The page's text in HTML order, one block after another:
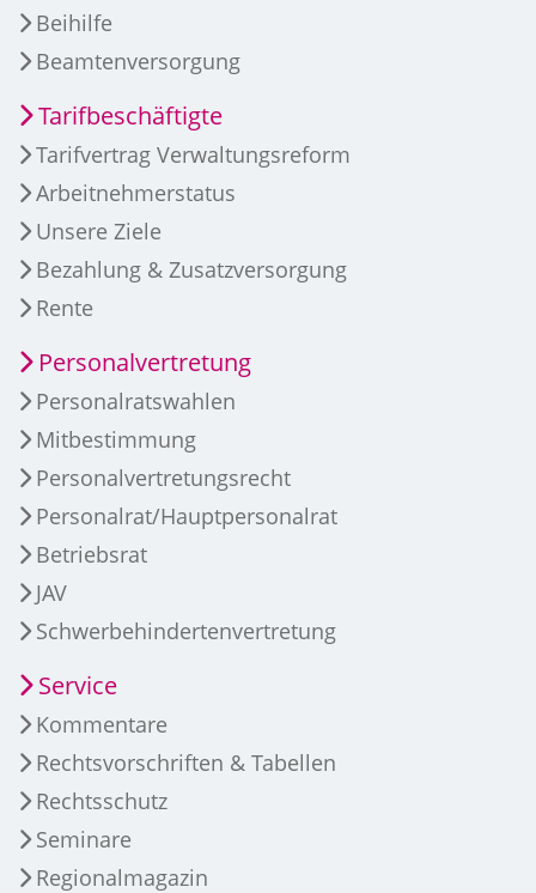
Beihilfe
Beamtenversorgung
Tarifbeschäftigte
Tarifvertrag Verwaltungsreform
Arbeitnehmerstatus
Unsere Ziele
Bezahlung & Zusatzversorgung
Rente
Personalvertretung
Personalratswahlen
Mitbestimmung
Personalvertretungsrecht
Personalrat/Hauptpersonalrat
Betriebsrat
JAV
Schwerbehindertenvertretung
Service
Kommentare
Rechtsvorschriften & Tabellen
Rechtsschutz
Seminare
Regionalmagazin